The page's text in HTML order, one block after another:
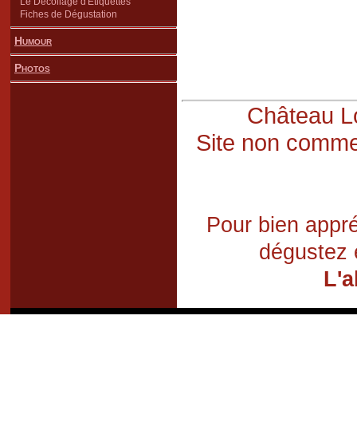
Fiches de Dégustation
Humour
Photos
Château
Site non
Pour bien
dégustez